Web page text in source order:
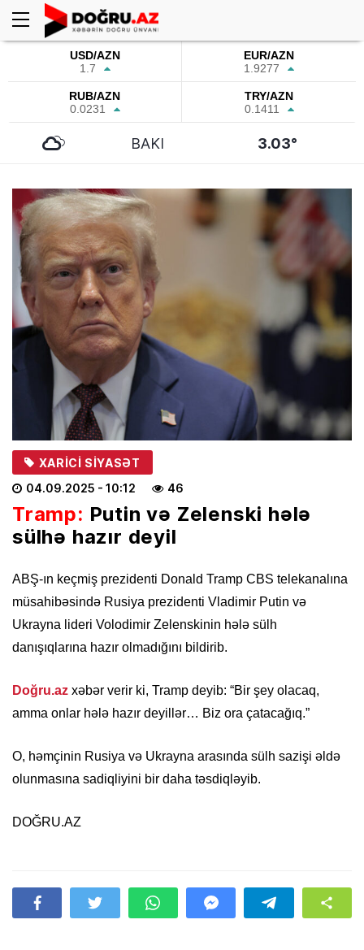
USD/AZN
1.7
EUR/AZN
1.9277
RUB/AZN
0.0231
TRY/AZN
0.1411
BAKI 3.03°
XARICI SIYASƏT
04.09.2025 - 10:12 46
Tramp: Putin və Zelenski hələ
sülhə hazır deyil
ABŞ-ın keçmiş prezidenti Donald Tramp CBS telekanalına
müsahibəsində Rusiya prezidenti Vladimir Putin və
Ukrayna lideri Volodimir Zelenskinin hələ sülh
danışıqlarına hazır olmadığını bildirib.
Doğru.az xəbər verir ki, Tramp deyib: “Bir şey olacaq,
amma onlar hələ hazır deyillər… Biz ora çatacağıq.”
O, həmçinin Rusiya və Ukrayna arasında sülh sazişi əldə
olunmasına sadiqliyini bir daha təsdiqləyib.
DOĞRU.AZ